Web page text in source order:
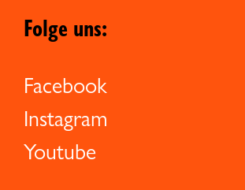
Folge uns:
Facebook
Instagram
Youtube